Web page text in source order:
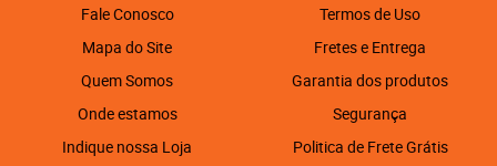
Fale Conosco
Mapa do Site
Quem Somos
Onde estamos
Indique nossa Loja
Termos de Uso
Fretes e Entrega
Garantia dos produtos
Segurança
Politica de Frete Grátis